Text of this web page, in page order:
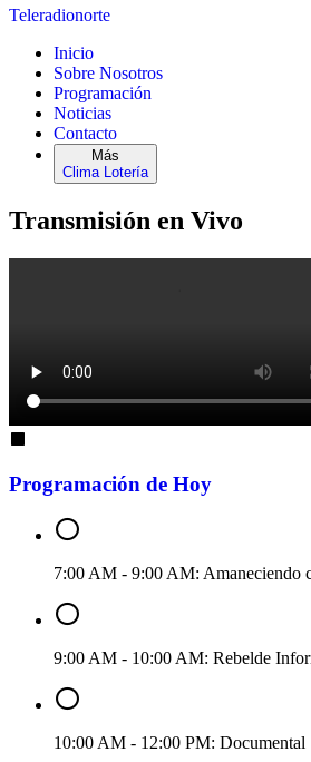
Teleradionorte
Inicio
Sobre Nosotros
Programación
Noticias
Contacto
Más
Clima Lotería
Transmisión en Vivo
Programación de Hoy
7:00 AM - 9:00 AM: Amaneciendo
9:00 AM - 10:00 AM: Rebelde
10:00 AM - 12:00 PM: Documental